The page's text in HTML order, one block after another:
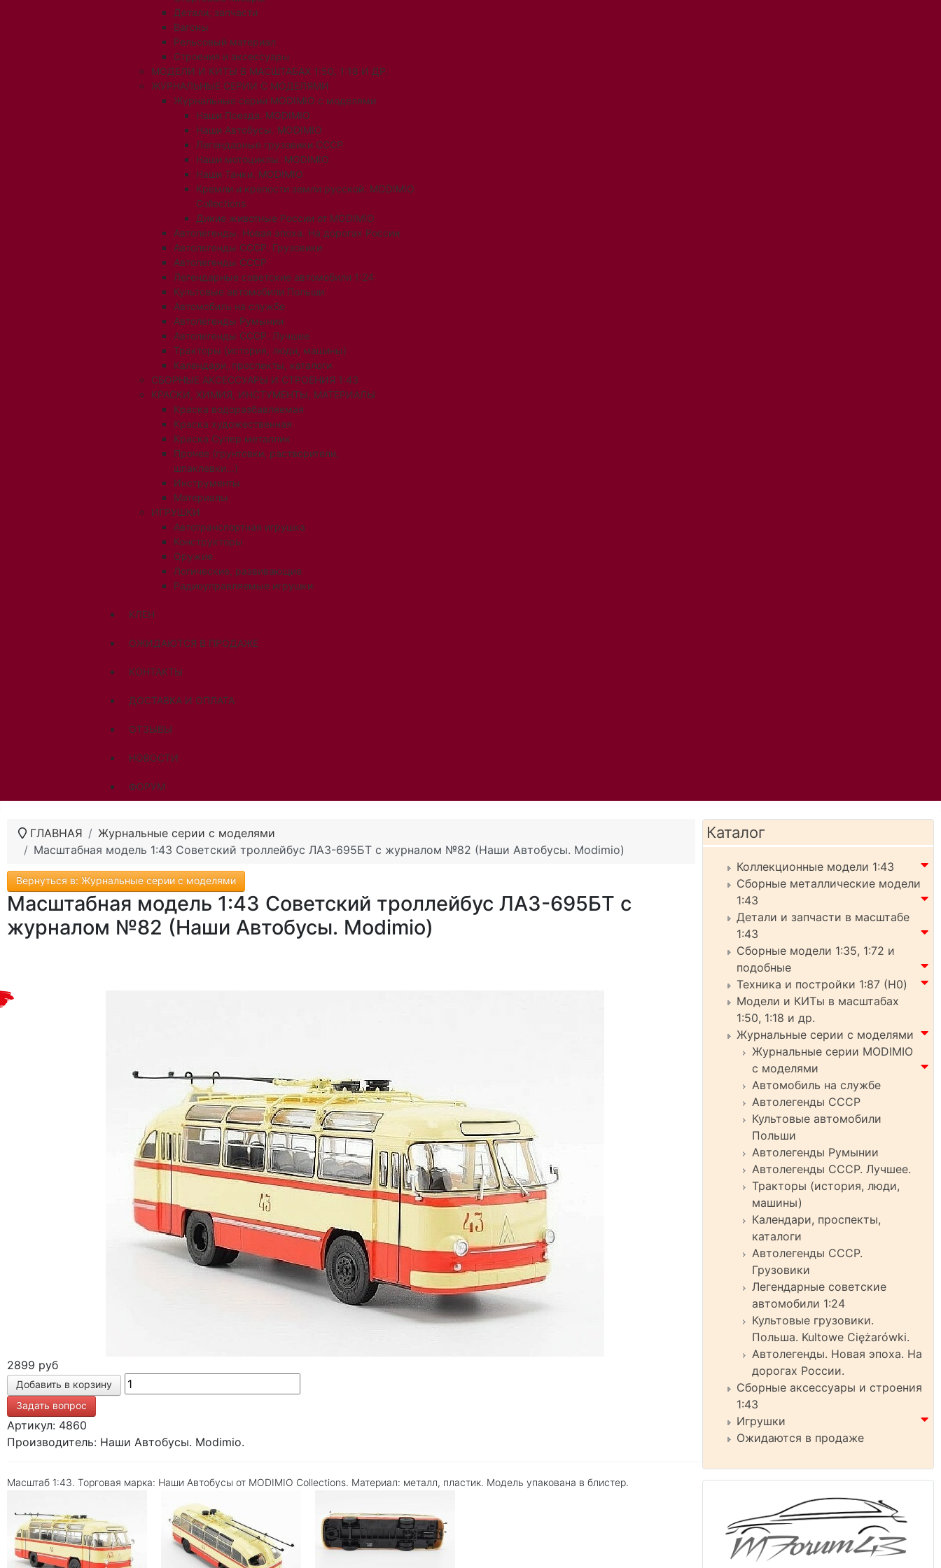
Детали, запчасти
Вагоны
Рельсовый материал
Строения и аксессуары
МОДЕЛИ И КИТЫ В МАСШТАБАХ 1:50, 1:18 И ДР.
ЖУРНАЛЬНЫЕ СЕРИИ С МОДЕЛЯМИ
Журнальные серии MODIMIO с моделями
Наши Поезда. MODIMIO
Наши Автобусы. MODIMIO
Легендарные грузовики СССР
Наши мотоциклы. MODIMIO
Наши Танки. MODIMIO
Кремли и крепости земли русской. MODIMIO
Collections
Дикие животные России от MODIMIO
Автолегенды. Новая эпоха. На дорогах России
Автолегенды СССР. Грузовики
Автолегенды СССР
Легендарные советские автомобили 1:24
Культовые автомобили Польши
Автомобиль на службе
Автолегенды Румынии
Автолегенды СССР. Лучшее
Тракторы (история, люди, машины)
Календари, проспекты, каталоги
СБОРНЫЕ АКСЕССУАРЫ И СТРОЕНИЯ 1:43
КРАСКИ, ХИМИЯ, ИНСТУМЕНТЫ, МАТЕРИАЛЫ
Краска водоразбавляемая
Краска художественная
Краска Супер металлик
Прочее (грунтовки, растворители,
шпаклевки...)
Инструменты
Материалы
ИГРУШКИ
Автотранспортная игрушка
Конструкторы
Оружие
Логические, развивающие
Радиоуправляемые игрушки
КЛЕН
ОЖИДАЮТСЯ В ПРОДАЖЕ
КОНТАКТЫ
ДОСТАВКА И ОПЛАТА
ОТЗЫВЫ
НОВОСТИ
ФОРУМ
ГЛАВНАЯ
Журнальные серии с моделями
Масштабная модель 1:43 Советский троллейбус ЛАЗ-695БТ с журналом №82 (Наши Автобусы. Modimio)
Вернуться в: Журнальные серии с моделями
Масштабная модель 1:43 Советский троллейбус ЛАЗ-695БТ с
журналом №82 (Наши Автобусы. Modimio)
2899 руб
Задать вопрос
Артикул: 4860
Производитель: Наши Автобусы. Modimio.
Масштаб 1:43. Торговая марка: Наши Автобусы от MODIMIO Collections. Материал: металл, пластик. Модель упакована в блистер.
Каталог
Коллекционные модели 1:43
Сборные металлические модели
1:43
Детали и запчасти в масштабе
1:43
Сборные модели 1:35, 1:72 и
подобные
Техника и постройки 1:87 (H0)
Модели и КИТы в масштабах
1:50, 1:18 и др.
Журнальные серии с моделями
Журнальные серии MODIMIO
с моделями
Автомобиль на службе
Автолегенды СССР
Культовые автомобили
Польши
Автолегенды Румынии
Автолегенды СССР. Лучшее.
Тракторы (история, люди,
машины)
Календари, проспекты,
каталоги
Автолегенды СССР.
Грузовики
Легендарные советские
автомобили 1:24
Культовые грузовики.
Польша. Kultowe Ciężarówki.
Автолегенды. Новая эпоха. На
дорогах России.
Сборные аксессуары и строения
1:43
Игрушки
Ожидаются в продаже